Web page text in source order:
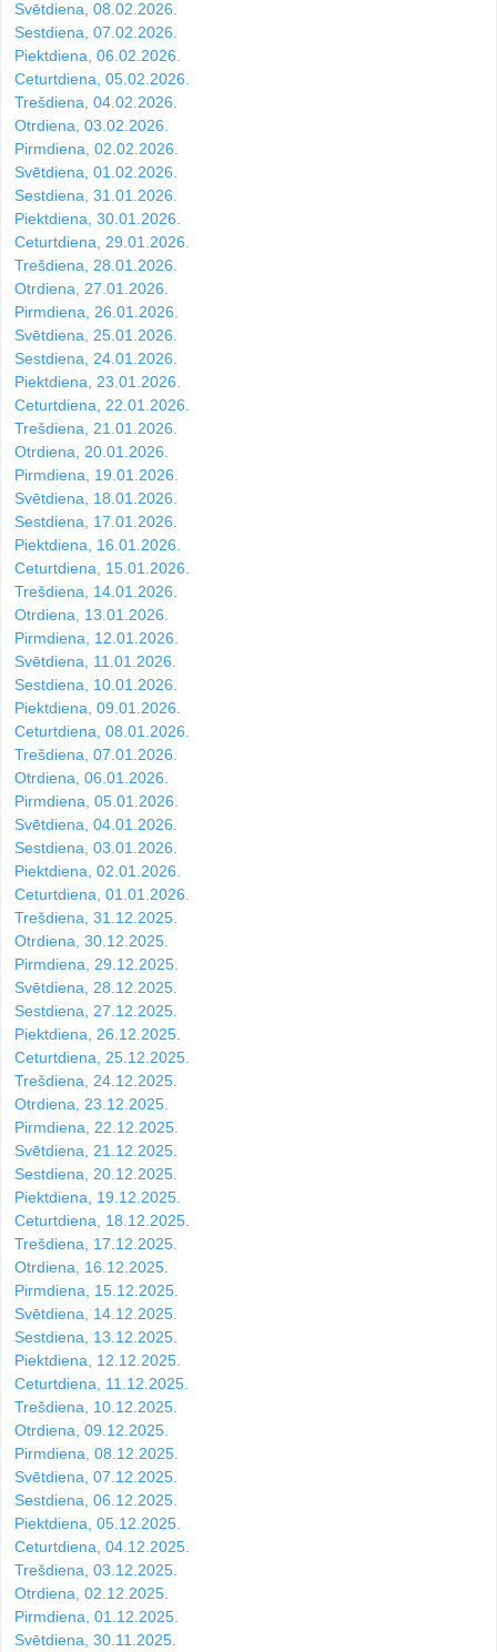
Svētdiena, 08.02.2026.
Sestdiena, 07.02.2026.
Piektdiena, 06.02.2026.
Ceturtdiena, 05.02.2026.
Trešdiena, 04.02.2026.
Otrdiena, 03.02.2026.
Pirmdiena, 02.02.2026.
Svētdiena, 01.02.2026.
Sestdiena, 31.01.2026.
Piektdiena, 30.01.2026.
Ceturtdiena, 29.01.2026.
Trešdiena, 28.01.2026.
Otrdiena, 27.01.2026.
Pirmdiena, 26.01.2026.
Svētdiena, 25.01.2026.
Sestdiena, 24.01.2026.
Piektdiena, 23.01.2026.
Ceturtdiena, 22.01.2026.
Trešdiena, 21.01.2026.
Otrdiena, 20.01.2026.
Pirmdiena, 19.01.2026.
Svētdiena, 18.01.2026.
Sestdiena, 17.01.2026.
Piektdiena, 16.01.2026.
Ceturtdiena, 15.01.2026.
Trešdiena, 14.01.2026.
Otrdiena, 13.01.2026.
Pirmdiena, 12.01.2026.
Svētdiena, 11.01.2026.
Sestdiena, 10.01.2026.
Piektdiena, 09.01.2026.
Ceturtdiena, 08.01.2026.
Trešdiena, 07.01.2026.
Otrdiena, 06.01.2026.
Pirmdiena, 05.01.2026.
Svētdiena, 04.01.2026.
Sestdiena, 03.01.2026.
Piektdiena, 02.01.2026.
Ceturtdiena, 01.01.2026.
Trešdiena, 31.12.2025.
Otrdiena, 30.12.2025.
Pirmdiena, 29.12.2025.
Svētdiena, 28.12.2025.
Sestdiena, 27.12.2025.
Piektdiena, 26.12.2025.
Ceturtdiena, 25.12.2025.
Trešdiena, 24.12.2025.
Otrdiena, 23.12.2025.
Pirmdiena, 22.12.2025.
Svētdiena, 21.12.2025.
Sestdiena, 20.12.2025.
Piektdiena, 19.12.2025.
Ceturtdiena, 18.12.2025.
Trešdiena, 17.12.2025.
Otrdiena, 16.12.2025.
Pirmdiena, 15.12.2025.
Svētdiena, 14.12.2025.
Sestdiena, 13.12.2025.
Piektdiena, 12.12.2025.
Ceturtdiena, 11.12.2025.
Trešdiena, 10.12.2025.
Otrdiena, 09.12.2025.
Pirmdiena, 08.12.2025.
Svētdiena, 07.12.2025.
Sestdiena, 06.12.2025.
Piektdiena, 05.12.2025.
Ceturtdiena, 04.12.2025.
Trešdiena, 03.12.2025.
Otrdiena, 02.12.2025.
Pirmdiena, 01.12.2025.
Svētdiena, 30.11.2025.